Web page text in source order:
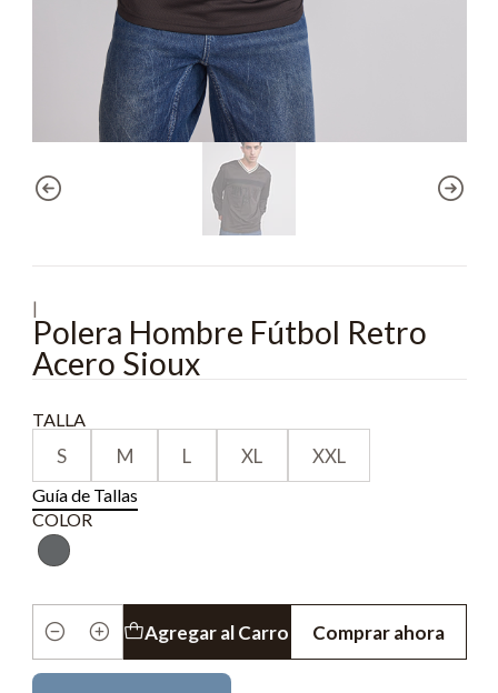
|
Polera Hombre Fútbol Retro
Acero Sioux
TALLA
S M L XL XXL
Guía de Tallas
COLOR
Cantidad
Agregar al Carro Comprar ahora